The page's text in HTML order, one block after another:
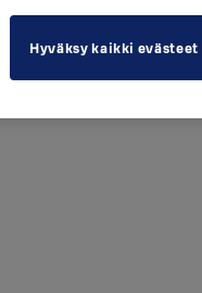
Hyväksy kaikki evästeet